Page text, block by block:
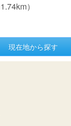
1.74km）
現在地から探す